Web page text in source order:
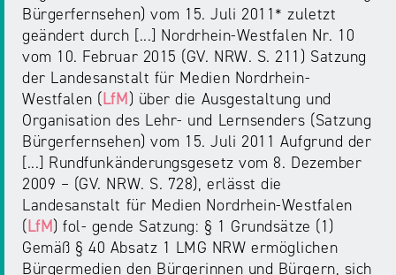
Bürgerfernsehen) vom 15. Juli 2011* zuletzt
geändert durch [...] Nordrhein-Westfalen Nr. 10
vom 10. Februar 2015 (GV. NRW. S. 211) Satzung
der Landesanstalt für Medien Nordrhein-
Westfalen (LfM) über die Ausgestaltung und
Organisation des Lehr- und Lernsenders (Satzung
Bürgerfernsehen) vom 15. Juli 2011 Aufgrund der
[...] Rundfunkänderungsgesetz vom 8. Dezember
2009 – (GV. NRW. S. 728), erlässt die
Landesanstalt für Medien Nordrhein-Westfalen
(LfM) fol- gende Satzung: § 1 Grundsätze (1)
Gemäß § 40 Absatz 1 LMG NRW ermöglichen
Bürgermedien den Bürgerinnen und Bürgern, sich